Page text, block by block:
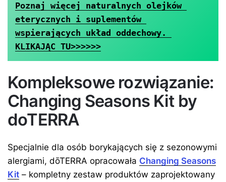
Poznaj więcej naturalnych olejków
eterycznych i suplementów
wspierających układ oddechowy.
KLIKAJĄC TU>>>>>>
Kompleksowe rozwiązanie:
Changing Seasons Kit by
doTERRA
Specjalnie dla osób borykających się z sezonowymi
alergiami, dōTERRA opracowała Changing Seasons
Kit – kompletny zestaw produktów zaprojektowany